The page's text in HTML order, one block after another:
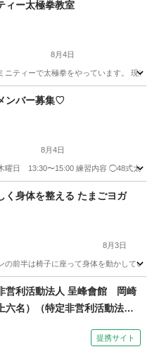
ィー太極拳教室
8月4日
ティーで太極拳をやっています。 現
ンバー募集♡
8月4日
木曜日 13:30〜15:00 練習内容 ◯48式
太極剣
く身体を整える たまごヨガ
8月3日
の前半は椅子に座って身体を動かして
シニア
営利活動法人 呈峰會館 岡崎
六名）（特定非営利活動法人
提携サイト